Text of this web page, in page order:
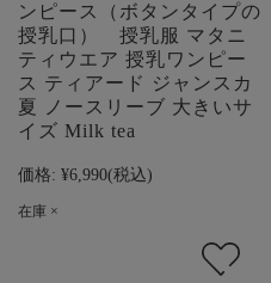
ンピース（ボタンタイプの
授乳口） 授乳服 マタニ
ティウエア 授乳ワンピー
ス ティアード ジャンスカ
夏 ノースリーブ 大きいサ
イズ Milk tea
価格: ¥6,990(税込)
在庫 ×